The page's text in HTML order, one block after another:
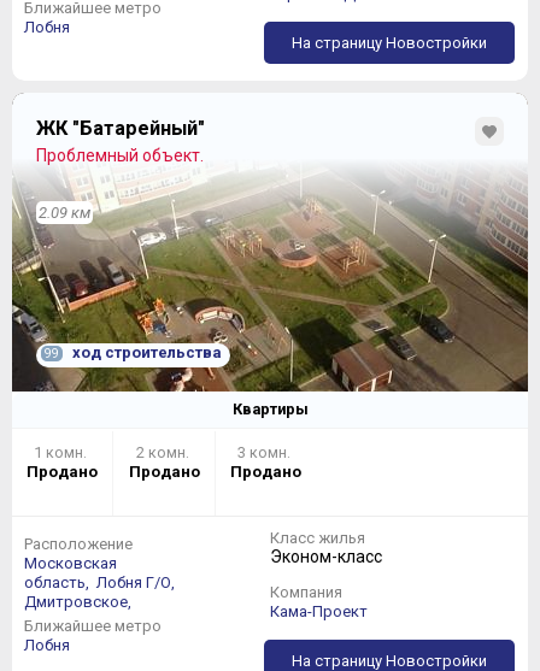
Ближайшее метро
Лобня
На страницу Новостройки
ЖК "Батарейный"
Проблемный объект.
2.09 км
99 ход строительства
Квартиры
1 комн.
Продано
2 комн.
Продано
3 комн.
Продано
Расположение
Московская
область,
Лобня Г/О,
Дмитровское,
Ближайшее метро
Лобня
Класс жилья
Эконом-класс
Компания
Кама-Проект
На страницу Новостройки